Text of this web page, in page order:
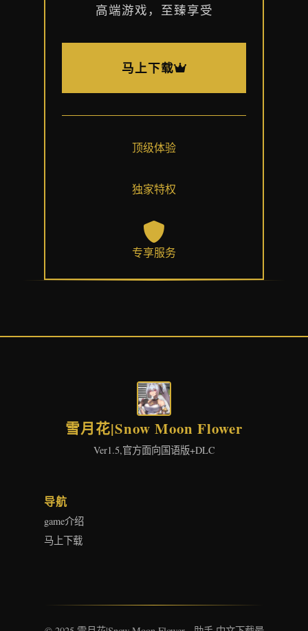
高端游戏，至臻享受
马上下载
顶级体验
独家特权
专享服务
雪月花|Snow Moon Flower
Ver1.5,官方面向国语版+DLC
导航
game介绍
马上下载